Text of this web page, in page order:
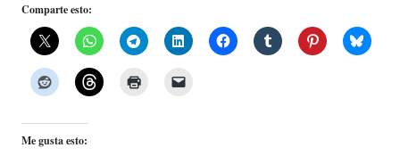
Comparte esto:
Me gusta esto: